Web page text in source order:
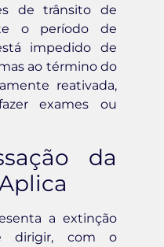
de trânsito de
o período de
impedido de
ao término do
reativada,
exames ou
da
a extinção
dirigir, com o